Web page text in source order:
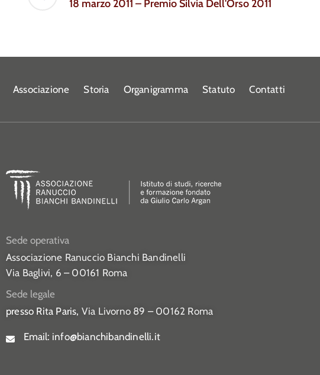
18 marzo 2011 – Premio Silvia Dell'Orso 2011
Associazione Storia Organigramma Statuto Contatti
Sede operativa
Associazione Ranuccio Bianchi Bandinelli
Via Baglivi, 6 – 00161 Roma
Sede legale
presso Rita Paris, Via Livorno 89 – 00162 Roma
Email: info@bianchibandinelli.it